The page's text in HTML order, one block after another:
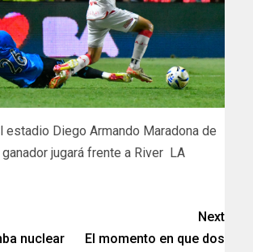
estadio Diego Armando Maradona de
ganador jugará frente a River LA
nuclear
Next
El momento en que dos